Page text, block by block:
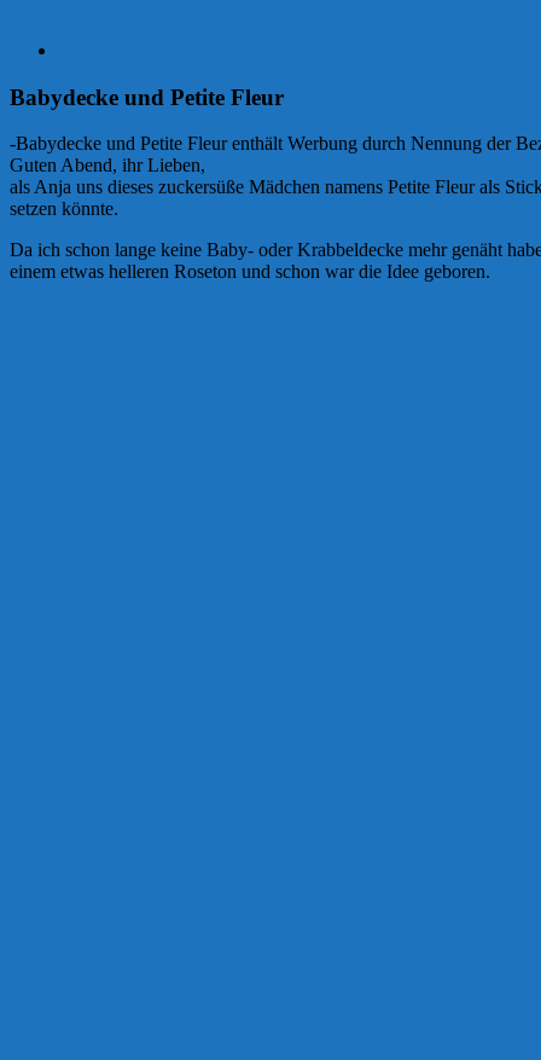
Babydecke und Petite Fleur
-Babydecke und Petite Fleur enthält Werbung durch Nennung der
Guten Abend, ihr Lieben,
als Anja uns dieses zuckersüße Mädchen namens Petite Fleur als
setzen könnte.
Da ich schon lange keine Baby- oder Krabbeldecke mehr genäht
einem etwas helleren Roseton und schon war die Idee geboren.